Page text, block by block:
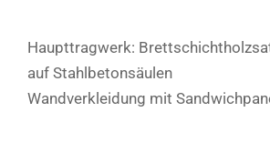
Haupttragwerk:
auf Stahlbetonsäulen
Wandverkleidung mit